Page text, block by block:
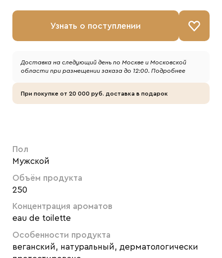
Узнать о поступлении
Доставка на следующий день по Москве и Московской
области при размещении заказа до 12:00.Подробнее
При покупке от 20 000 руб. доставка в подарок
Пол
Мужской
Объём продукта
250
Концентрация ароматов
eau de toilette
Особенности продукта
веганский, натуральный, дерматологически